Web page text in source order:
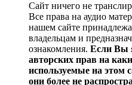
Сайт ничего не
Все права на аудио
нашем сайте
владельцам и
ознакомления. Если Вы
авторских прав на
используемые на этом
они более не